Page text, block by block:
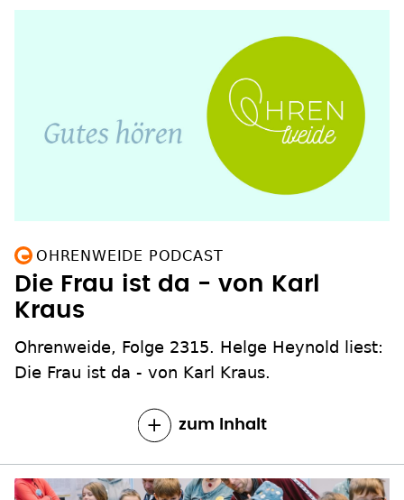
OHRENWEIDE PODCAST
Die Frau ist da - von Karl
Kraus
Ohrenweide, Folge 2315. Helge Heynold liest:
Die Frau ist da - von Karl Kraus.
zum Inhalt